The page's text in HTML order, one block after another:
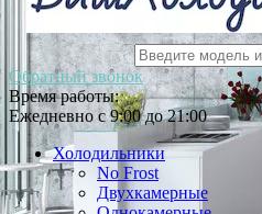
Обратный звонок
Время работы:
Ежедневно с 9:00 до 21:00
Холодильники
No Frost
Двухкамерные